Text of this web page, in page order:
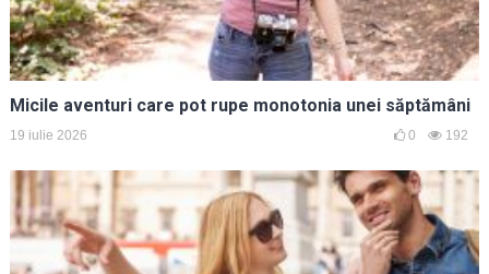
Micile aventuri care pot rupe monotonia unei săptămâni
19 iulie 2026 0 192